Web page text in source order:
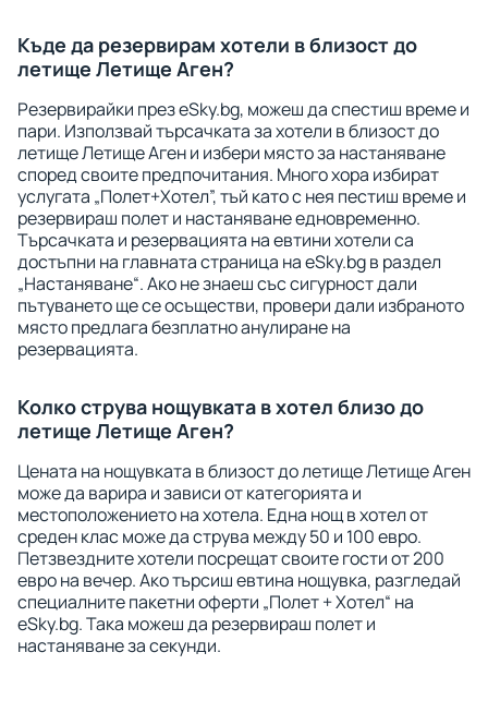
Къде да резервирам хотели в близост до
летище Летище Аген?
Резервирайки през eSky.bg, можеш да спестиш време и
пари. Използвай търсачката за хотели в близост до
летище Летище Аген и избери място за настаняване
според своите предпочитания. Много хора избират
услугата „Полет+Хотел”, тъй като с нея пестиш време и
резервираш полет и настаняване едновременно.
Търсачката и резервацията на евтини хотели са
достъпни на главната страница на eSky.bg в раздел
„Настаняване“. Ако не знаеш със сигурност дали
пътуването ще се осъществи, провери дали избраното
място предлага безплатно анулиране на
резервацията.
Колко струва нощувката в хотел близо до
летище Летище Аген?
Цената на нощувката в близост до летище Летище Аген
може да варира и зависи от категорията и
местоположението на хотела. Една нощ в хотел от
среден клас може да струва между 50 и 100 евро.
Петзвездните хотели посрещат своите гости от 200
евро на вечер. Ако търсиш евтина нощувка, разгледай
специалните пакетни оферти „Полет + Хотел“ на
eSky.bg. Така можеш да резервираш полет и
настаняване за секунди.